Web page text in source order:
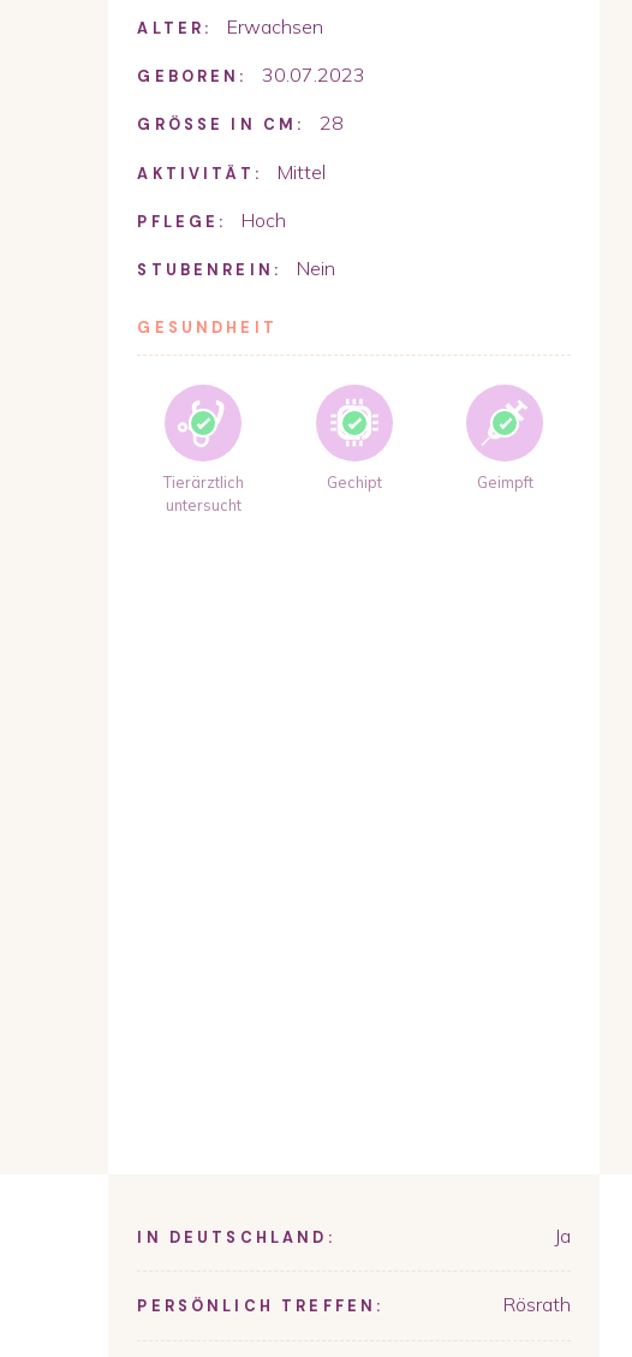
ALTER: Erwachsen
GEBOREN: 30.07.2023
GRÖSSE IN CM: 28
AKTIVITÄT: Mittel
PFLEGE: Hoch
STUBENREIN: Nein
GESUNDHEIT
Tierärztlich
untersucht
Gechipt Geimpft
IN DEUTSCHLAND: Ja
PERSÖNLICH TREFFEN: Rösrath